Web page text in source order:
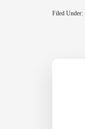
Filed Under: